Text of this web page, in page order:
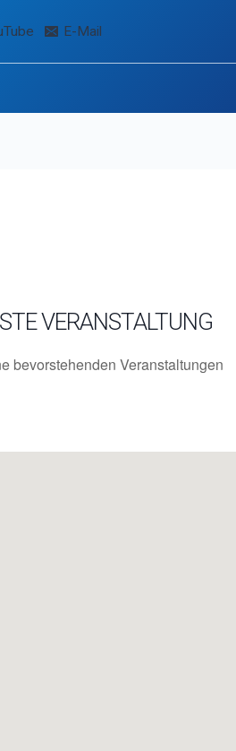
E-Mail
VERANSTALTUNG
bevorstehenden Veranstaltungen